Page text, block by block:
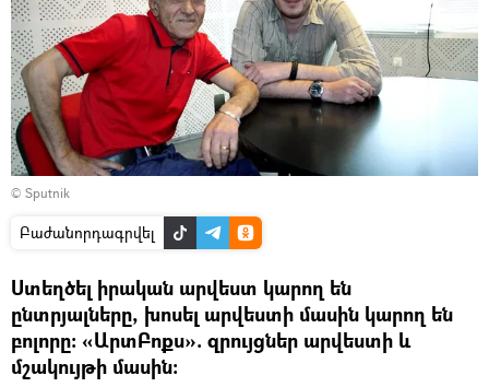
© Sputnik
Բաժանորդագրվել
Ստեղծել իրական արվեստ կարող են
ընտրյալները, խոսել արվեստի մասին կարող են
բոլորը: «ԱրտԲոքս». զրույցներ արվեստի և
մշակույթի մասին: